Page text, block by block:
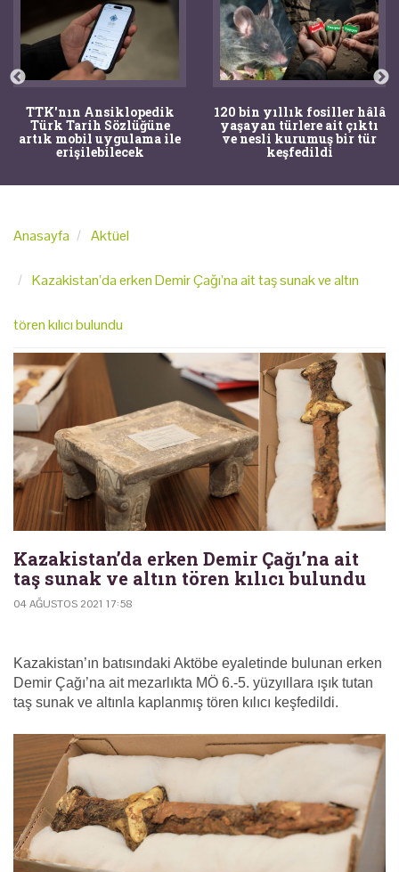
TTK'nın Ansiklopedik
Türk Tarih Sözlüğüne
artık mobil uygulama ile
erişilebilecek
120 bin yıllık fosiller hâlâ
yaşayan türlere ait çıktı
ve nesli kurumuş bir tür
keşfedildi
Anasayfa Aktüel
Kazakistan’da erken Demir Çağı’na ait taş sunak ve altın
tören kılıcı bulundu
Kazakistan’da erken Demir Çağı’na ait
taş sunak ve altın tören kılıcı bulundu
04 AĞUSTOS 2021 17:58
Kazakistan’ın batısındaki Aktöbe eyaletinde bulunan erken
Demir Çağı’na ait mezarlıkta MÖ 6.-5. yüzyıllara ışık tutan
taş sunak ve altınla kaplanmış tören kılıcı keşfedildi.